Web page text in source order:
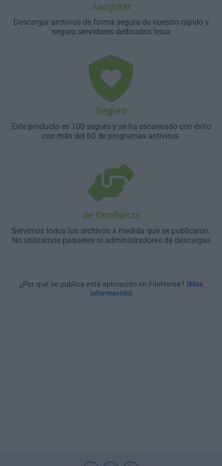
Asegurar
Descargar archivos de forma segura de nuestro rápido y
seguro servidores dedicados linux
Seguro
Este producto es 100 seguro y se ha escaneado con éxito
con más del 60 de programas antivirus.
de Confianza
Servimos todos los archivos a medida que se publicaron.
No utilizamos paquetes ni administradores de descargas
¿Por qué se publica esta aplicación en FileHorse? (Más
información)